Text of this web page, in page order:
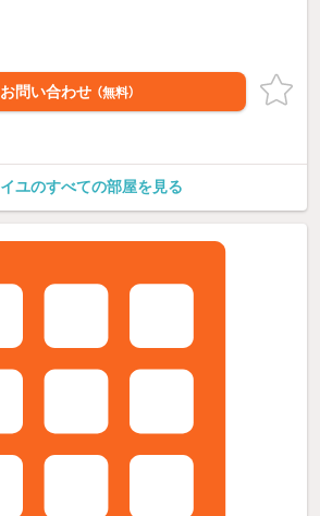
お問い合わせ （無料）
ユのすべての部屋を見る